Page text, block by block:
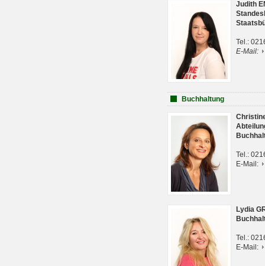
Judith
Tel.:
E-Mail:
Buchhaltung
Tel.:
E-Mail:
Lydia
Tel.:
E-Mail: